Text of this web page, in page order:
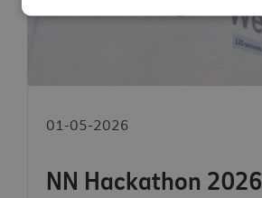
01-05-2026
NN Hackathon 2026